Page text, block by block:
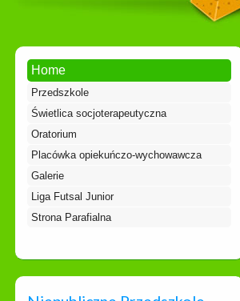
Home
Przedszkole
Świetlica socjoterapeutyczna
Oratorium
Placówka opiekuńczo-wychowawcza
Galerie
Liga Futsal Junior
Strona Parafialna